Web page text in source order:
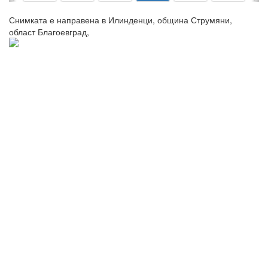
Снимката е направена в Илинденци, община Струмяни,
област Благоевград,